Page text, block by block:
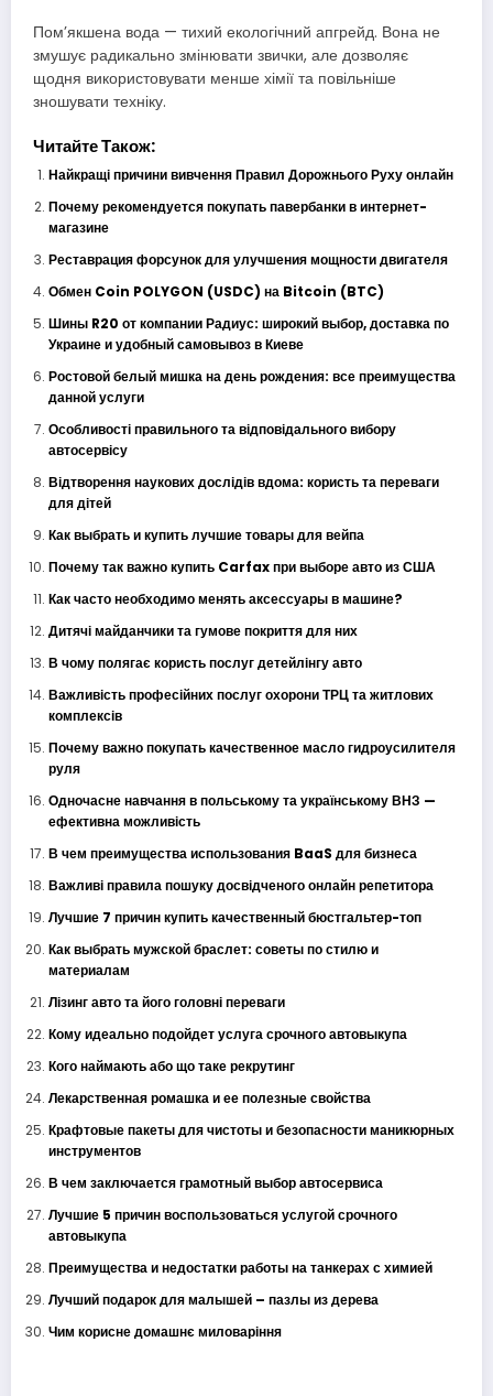
Пом’якшена вода — тихий екологічний апгрейд. Вона не
змушує радикально змінювати звички, але дозволяє
щодня використовувати менше хімії та повільніше
зношувати техніку.
Читайте Також:
Найкращі причини вивчення Правил Дорожнього Руху онлайн
Почему рекомендуется покупать павербанки в интернет-
магазине
Реставрация форсунок для улучшения мощности двигателя
Обмен Coin POLYGON (USDC) на Bitcoin (BTC)
Шины R20 от компании Радиус: широкий выбор, доставка по
Украине и удобный самовывоз в Киеве
Ростовой белый мишка на день рождения: все преимущества
данной услуги
Особливості правильного та відповідального вибору
автосервісу
Відтворення наукових дослідів вдома: користь та переваги
для дітей
Как выбрать и купить лучшие товары для вейпа
Почему так важно купить Carfax при выборе авто из США
Как часто необходимо менять аксессуары в машине?
Дитячі майданчики та гумове покриття для них
В чому полягає користь послуг детейлінгу авто
Важливість професійних послуг охорони ТРЦ та житлових
комплексів
Почему важно покупать качественное масло гидроусилителя
руля
Одночасне навчання в польському та українському ВНЗ —
ефективна можливість
В чем преимущества использования BaaS для бизнеса
Важливі правила пошуку досвідченого онлайн репетитора
Лучшие 7 причин купить качественный бюстгальтер-топ
Как выбрать мужской браслет: советы по стилю и
материалам
Лізинг авто та його головні переваги
Кому идеально подойдет услуга срочного автовыкупа
Кого наймають або що таке рекрутинг
Лекарственная ромашка и ее полезные свойства
Крафтовые пакеты для чистоты и безопасности маникюрных
инструментов
В чем заключается грамотный выбор автосервиса
Лучшие 5 причин воспользоваться услугой срочного
автовыкупа
Преимущества и недостатки работы на танкерах с химией
Лучший подарок для малышей – пазлы из дерева
Чим корисне домашнє миловаріння